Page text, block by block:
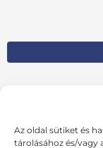
Az oldal sütiket és
tárolásához és/vagy